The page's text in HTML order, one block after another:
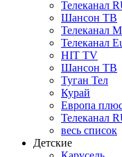
Телеканал
Шансон ТВ
Телеканал
Телеканал
HIT TV
Шансон ТВ
Туган Тел
Курай
Европа
Телеканал
весь список
Детские